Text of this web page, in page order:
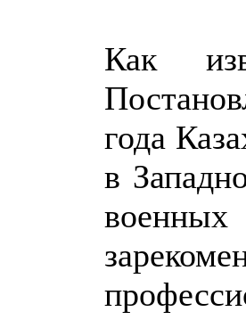
Как
года
в